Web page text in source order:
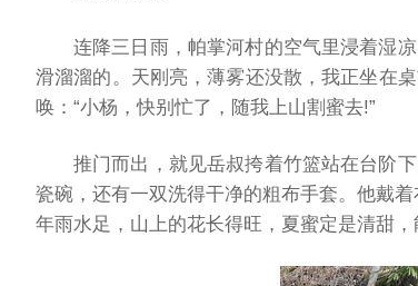
连降三日雨，帕掌河村的空气里浸着湿
滑溜溜的。天刚亮，薄雾还没散，我正坐在
唤：“小杨，快别忙了，随我上山割蜜去!”
推门而出，就见岳叔挎着竹篮站在台阶
瓷碗，还有一双洗得干净的粗布手套。他戴
年雨水足，山上的花长得旺，夏蜜定是清甜，